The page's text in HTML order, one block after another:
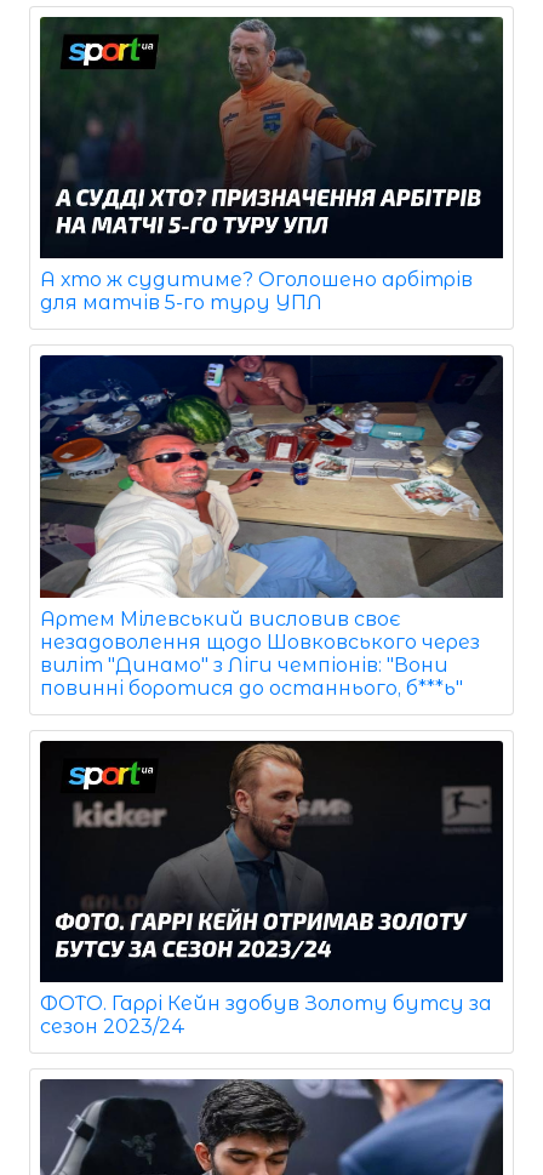
А хто ж судитиме? Оголошено арбітрів
для матчів 5-го туру УПЛ
Артем Мілевський висловив своє
незадоволення щодо Шовковського через
виліт "Динамо" з Ліги чемпіонів: "Вони
повинні боротися до останнього, б***ь"
ФОТО. Гаррі Кейн здобув Золоту бутсу за
сезон 2023/24